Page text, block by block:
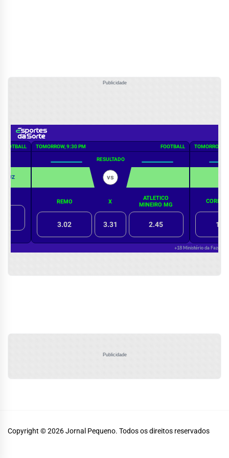
Publicidade
Publicidade
Copyright © 2026Jornal Pequeno. Todos os direitos reservados